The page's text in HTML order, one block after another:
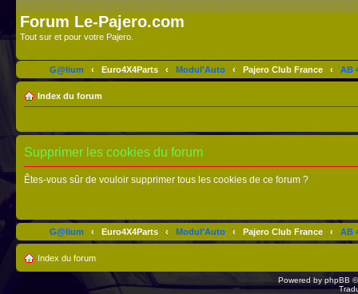
Forum Le-Pajero.com
Tout sur et pour votre Pajero.
G@lium ‹ Euro4X4Parts ‹ Modul'Auto ‹ Pajero Club France ‹ AB
Index du forum
Supprimer les cookies du forum
Êtes-vous sûr de vouloir supprimer tous les cookies de ce forum ?
G@lium ‹ Euro4X4Parts ‹ Modul'Auto ‹ Pajero Club France ‹ AB
Index du forum
Powered by phpBB